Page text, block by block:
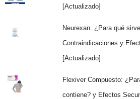
[Actualizado]
Neurexan: ¿Para qué
Contraindicaciones y
[Actualizado]
Flexiver Compuesto:
contiene? y Efectos